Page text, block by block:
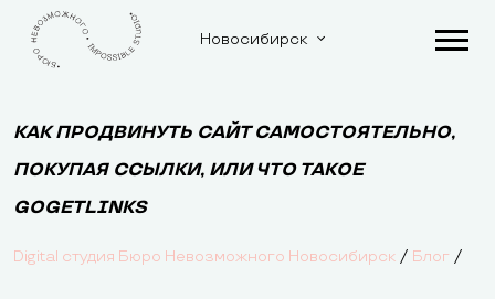
Новосибирск
КАК ПРОДВИНУТЬ САЙТ САМОСТОЯТЕЛЬНО,
ПОКУПАЯ ССЫЛКИ, ИЛИ ЧТО ТАКОЕ
GOGETLINKS
Digital студия Бюро Невозможного Новосибирск / Блог /